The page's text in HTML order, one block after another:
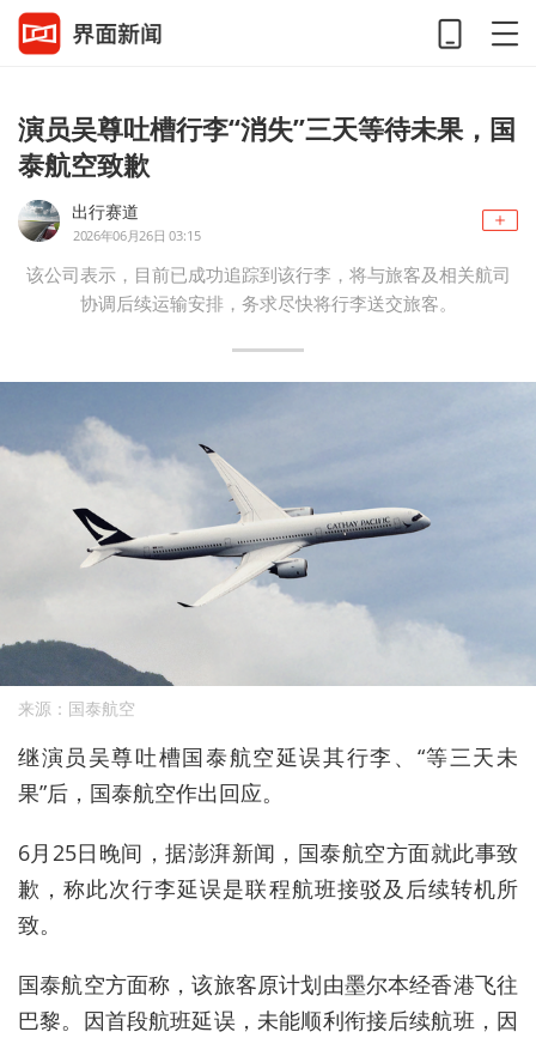
演员吴尊吐槽行李“消失”三天等待未果，国
泰航空致歉
出行赛道
2026年06月26日 03:15
该公司表示，目前已成功追踪到该行李，将与旅客及相关航司
协调后续运输安排，务求尽快将行李送交旅客。
来源：国泰航空
继演员吴尊吐槽国泰航空延误其行李、“等三天未
果”后，国泰航空作出回应。
6月25日 晚间，据澎湃新闻， 国泰航空方面就此事致
歉，称此次行李延误是联程航班接驳及后续转机所
致。
国泰航空方面称 ，该旅客原计划由墨尔本经香港飞往
巴黎。因首段航班延误，未能顺利衔接后续航班，因